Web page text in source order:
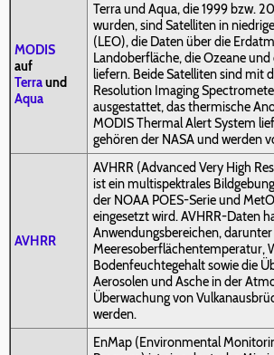
MODIS
auf
Terraund
Aqua
Terra und Aqua, die 1999 bzw.
wurden, sind Satelliten in
(LEO), die Daten über die
Landoberfläche, die Ozeane
liefern. Beide Satelliten sind mit
Resolution Imaging
ausgestattet, das thermische
MODIS Thermal Alert System
gehören der NASA und werden
AVHRR
AVHRR (Advanced Very High
ist ein multispektrales
der NOAA POES-Serie und
eingesetzt wird. AVHRR-Daten
Anwendungsbereichen,
Meeresoberflächentemperatur,
Bodenfeuchtegehalt sowie die
Aerosolen und Asche in der
Überwachung von
werden.
EnMap (Environmental